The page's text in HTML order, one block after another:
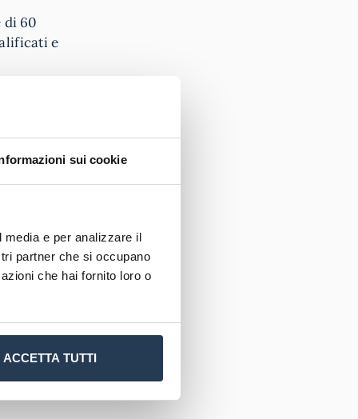
sui cookie
e per analizzare il
partner che si occupano
che hai fornito loro o
ACCETTA TUTTI
di 60
e
nel
di
del